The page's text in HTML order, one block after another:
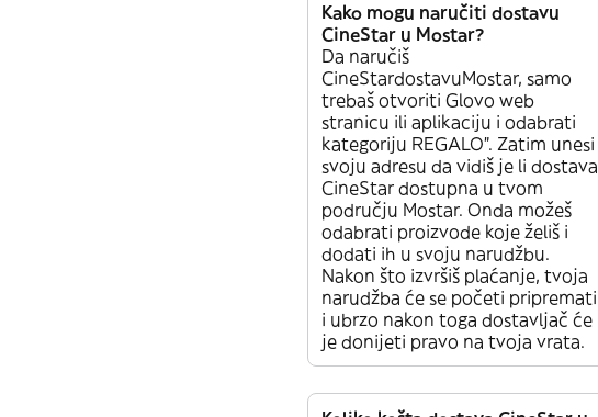
Kako mogu naručiti dostavu
CineStar u Mostar?
Da naručiš
CineStardostavuMostar, samo
trebaš otvoriti Glovo web
stranicu ili aplikaciju i odabrati
kategoriju REGALO”. Zatim unesi
svoju adresu da vidiš je li dostava
CineStar dostupna u tvom
području Mostar. Onda možeš
odabrati proizvode koje želiš i
dodati ih u svoju narudžbu.
Nakon što izvršiš plaćanje, tvoja
narudžba će se početi pripremati
i ubrzo nakon toga dostavljač će
je donijeti pravo na tvoja vrata.